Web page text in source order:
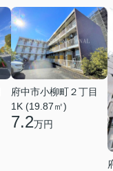
府中市小柳町２丁目
1K (19.87㎡)
7.2万円